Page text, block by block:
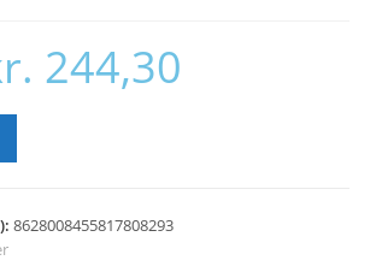
244,30
8628008455817808293